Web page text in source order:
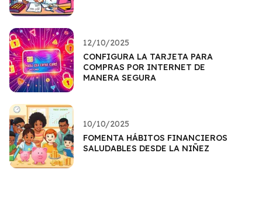
12/10/2025
CONFIGURA LA TARJETA PARA
COMPRAS POR INTERNET DE
MANERA SEGURA
10/10/2025
FOMENTA HÁBITOS FINANCIEROS
SALUDABLES DESDE LA NIÑEZ